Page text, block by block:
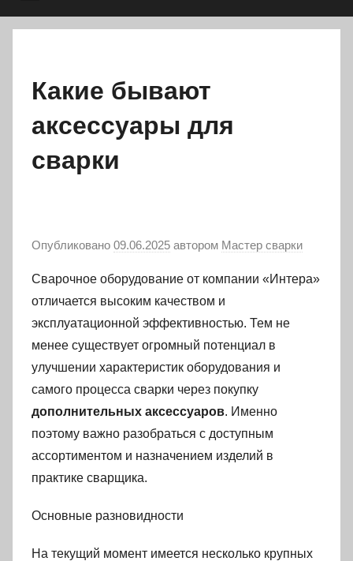
Какие бывают
аксессуары для
сварки
Опубликовано 09.06.2025 автором Мастер сварки
Сварочное оборудование от компании «Интера»
отличается высоким качеством и
эксплуатационной эффективностью. Тем не
менее существует огромный потенциал в
улучшении характеристик оборудования и
самого процесса сварки через покупку
дополнительных аксессуаров. Именно
поэтому важно разобраться с доступным
ассортиментом и назначением изделий в
практике сварщика.
Основные разновидности
На текущий момент имеется несколько крупных